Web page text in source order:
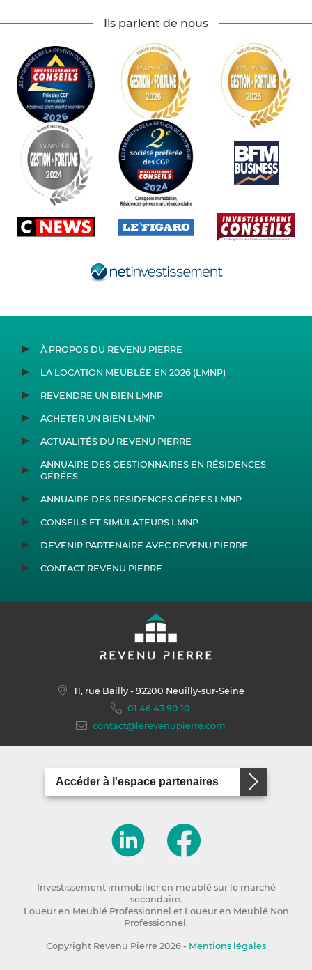
Ils parlent de nous
À PROPOS DU REVENU PIERRE
LA LOCATION MEUBLÉE EN 2026 (LMNP)
REVENDRE UN BIEN LMNP
ACHETER UN BIEN LMNP
ACTUALITÉS DU REVENU PIERRE
ANNUAIRE DES GESTIONNAIRES EN RÉSIDENCES
GÉRÉES
ANNUAIRE DES RÉSIDENCES GÉRÉES LMNP
CONSEILS ET SIMULATEURS LMNP
DEVENIR PARTENAIRE AVEC REVENU PIERRE
CONTACT REVENU PIERRE
11, rue Bailly- 92200 Neuilly-sur-Seine
01 46 43 90 10
contact@lerevenupierre.com
Accéder à l'espace partenaires
Investissement immobilier en meublé sur le marché
secondaire.
Loueur en Meublé Professionnel et Loueur en Meublé Non
Professionnel.
Copyright Revenu Pierre 2026 - Mentions légales